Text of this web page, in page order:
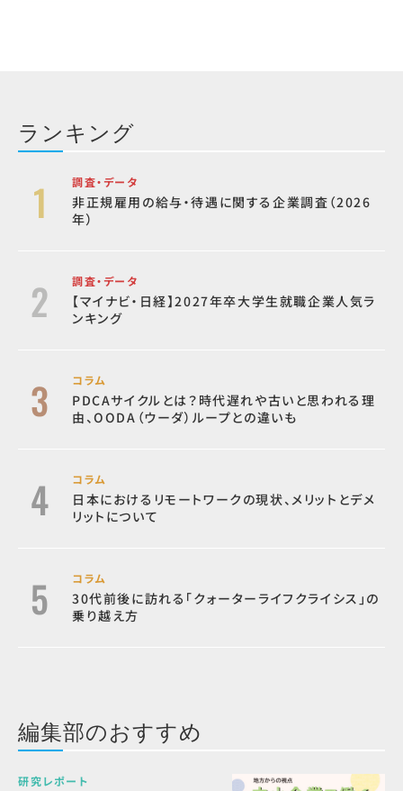
ランキング
調査・データ
非正規雇用の給与・待遇に関する企業調査（2026
年）
調査・データ
【マイナビ・日経】2027年卒大学生就職企業人気ラ
ンキング
コラム
PDCAサイクルとは？時代遅れや古いと思われる理
由、OODA（ウーダ）ループとの違いも
コラム
日本におけるリモートワークの現状、メリットとデメ
リットについて
コラム
30代前後に訪れる「クォーターライフクライシス」の
乗り越え方
編集部のおすすめ
研究レポート